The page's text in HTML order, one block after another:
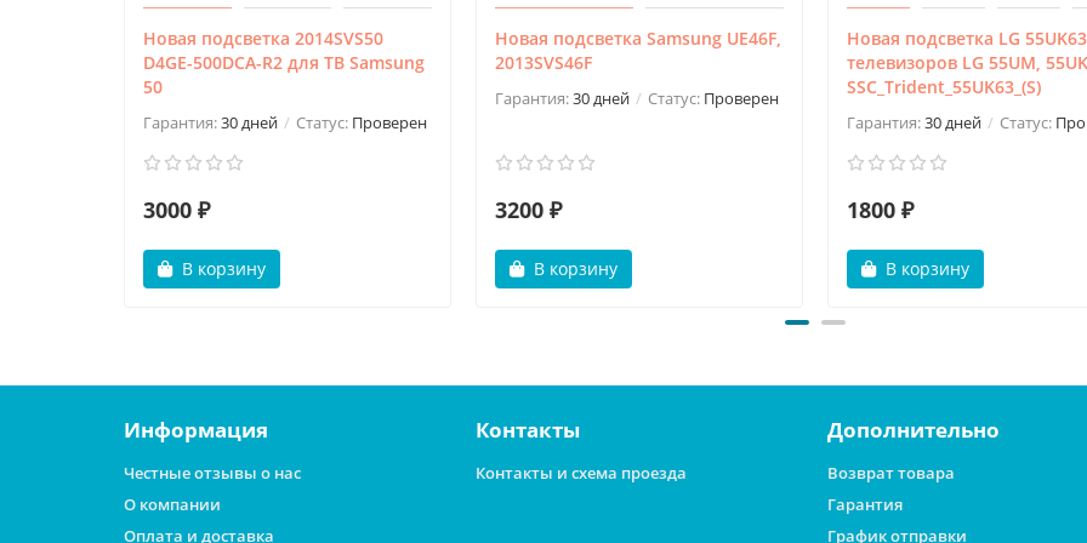
Новая подсветка 2014SVS50
D4GE-500DCA-R2 для ТВ Samsung
50
Гарантия:30 дней Статус: Проверен
3000 ₽
В корзину
Новая подсветка Samsung UE46F,
2013SVS46F
Гарантия:30 дней Статус: Проверен
3200 ₽
В корзину
Новая подсветка LG
телевизоров LG 55UM, 55UK,
SSC_Trident_55UK63_(S)
Гарантия:30 дней Статус:
1800 ₽
В корзину
Информация
Честные отзывы о нас
О компании
Оплата и доставка
Контакты
Контакты и схема проезда
Дополнительно
Возврат товара
Гарантия
График отправки